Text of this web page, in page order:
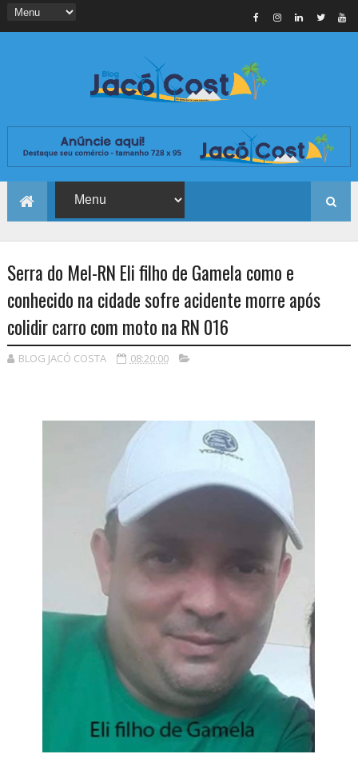
Serra do Mel-RN Eli filho de Gamela como e
conhecido na cidade sofre acidente morre após
colidir carro com moto na RN 016
BLOG JACÓ COSTA 08:20:00